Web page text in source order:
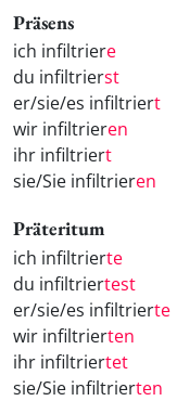
Präsens
ich infiltriere
du infiltrierst
er/sie/es infiltriert
wir infiltrieren
ihr infiltriert
sie/Sie infiltrieren
Präteritum
ich infiltrierte
du infiltriertest
er/sie/es infiltrierte
wir infiltrierten
ihr infiltriertet
sie/Sie infiltrierten